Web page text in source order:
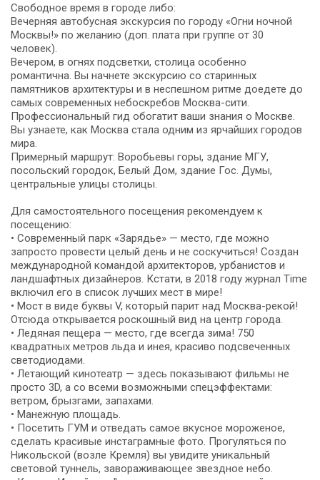
Свободное время в городе либо:
Вечерняя автобусная экскурсия по городу «Огни ночной
Москвы!» по желанию (доп. плата при группе от 30
человек).
Вечером, в огнях подсветки, столица особенно
романтична. Вы начнете экскурсию со старинных
памятников архитектуры и в неспешном ритме доедете до
самых современных небоскребов Москва-сити.
Профессиональный гид обогатит ваши знания о Москве.
Вы узнаете, как Москва стала одним из ярчайших городов
мира.
Примерный маршрут: Воробьевы горы, здание МГУ,
посольский городок, Белый Дом, здание Гос. Думы,
центральные улицы столицы.
Для самостоятельного посещения рекомендуем к
посещению:
• Современный парк «Зарядье» — место, где можно
запросто провести целый день и не соскучиться! Создан
международной командой архитекторов, урбанистов и
ландшафтных дизайнеров. Кстати, в 2018 году журнал Time
включил его в список лучших мест в мире!
• Мост в виде буквы V, который парит над Москва-рекой!
Отсюда открывается роскошный вид на центр города.
• Ледяная пещера — место, где всегда зима! 750
квадратных метров льда и инея, красиво подсвеченных
светодиодами.
• Летающий кинотеатр — здесь показывают фильмы не
просто 3D, а со всеми возможными спецэффектами:
ветром, брызгами, запахами.
• Манежную площадь.
• Посетить ГУМ и отведать самое вкусное мороженое,
сделать красивые инстаграмные фото. Прогуляться по
Никольской (возле Кремля) вы увидите уникальный
световой туннель, завораживающее звездное небо.